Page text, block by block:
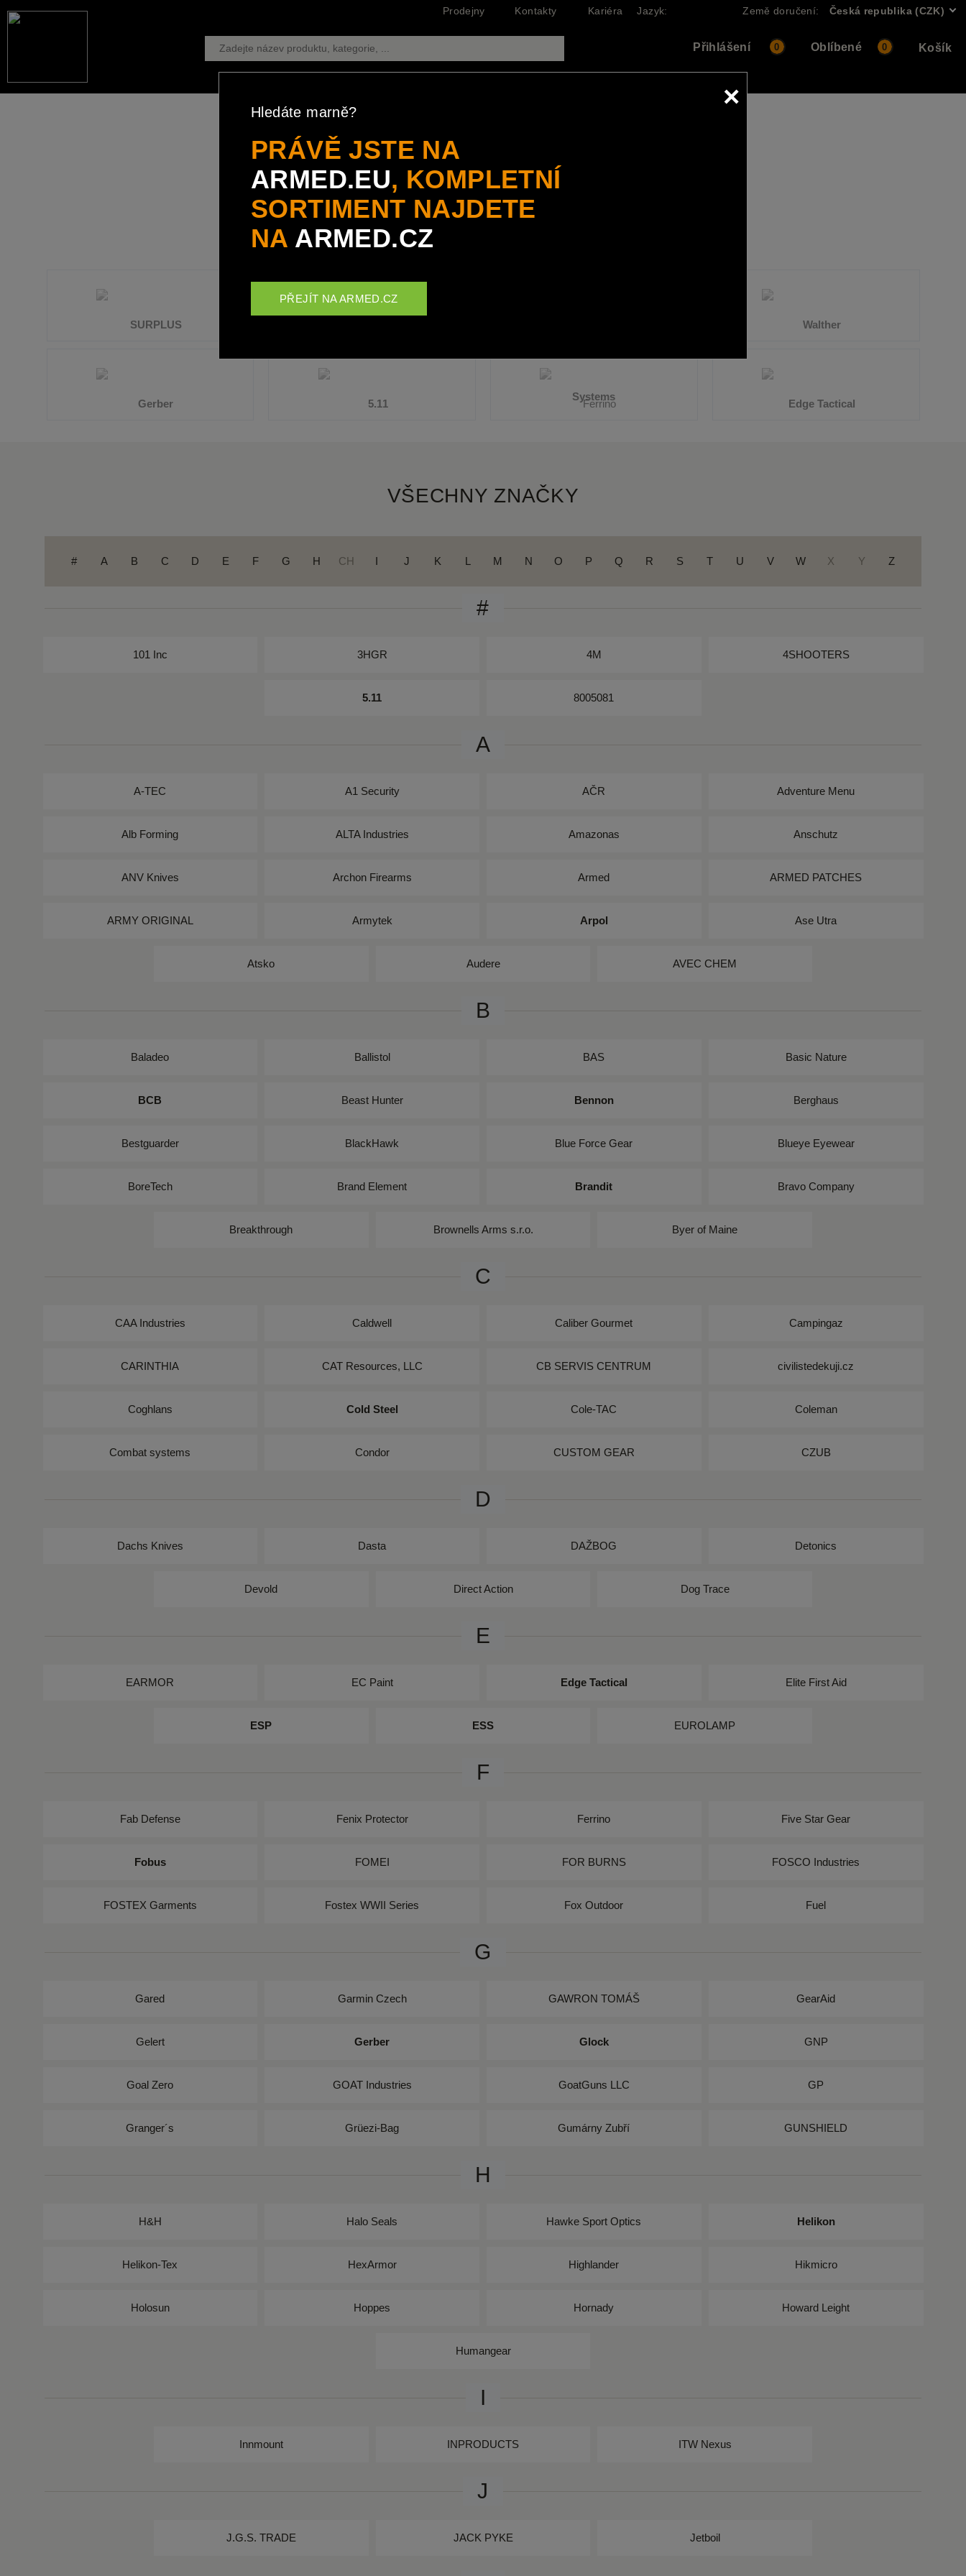
Prodejny Kontakty Kariéra Jazyk: Země doručení: Česká republika (CZK)
Přihlášení 0 Oblíbené Košík
0
ZNAČKY
V internetovém obchodě armed.cz naleznete světovou nabídku originálních značek.
NEJOBLÍBENĚJŠÍ ZNAČKY
VŠECHNY ZNAČKY
# A B C D E F G H CH I J K L M N O P Q R S T U V W X Y Z
#
101 Inc 3HGR 4M 4SHOOTERS
5.11 8005081
A
A-TEC A1 Security AČR Adventure Menu
Alb Forming ALTA Industries Amazonas Anschutz
ANV Knives Archon Firearms Armed ARMED PATCHES
ARMY ORIGINAL Armytek Arpol Ase Utra
Atsko Audere AVEC CHEM
B
Baladeo Ballistol BAS Basic Nature
BCB Beast Hunter Bennon Berghaus
Bestguarder BlackHawk Blue Force Gear Blueye Eyewear
BoreTech Brand Element Brandit Bravo Company
Breakthrough Brownells Arms s.r.o. Byer of Maine
C
CAA Industries Caldwell Caliber Gourmet Campingaz
CARINTHIA CAT Resources, LLC CB SERVIS CENTRUM civilistedekuji.cz
Coghlans Cold Steel Cole-TAC Coleman
Combat systems Condor CUSTOM GEAR CZUB
D
Dachs Knives Dasta DAŽBOG Detonics
Devold Direct Action Dog Trace
E
EARMOR EC Paint Edge Tactical Elite First Aid
ESP ESS EUROLAMP
F
Fab Defense Fenix Protector Ferrino Five Star Gear
Fobus FOMEI FOR BURNS FOSCO Industries
FOSTEX Garments Fostex WWII Series Fox Outdoor Fuel
G
Gared Garmin Czech GAWRON TOMÁŠ GearAid
Gelert Gerber Glock GNP
Goal Zero GOAT Industries GoatGuns LLC GP
Granger´s Grüezi-Bag Gumárny Zubří GUNSHIELD
H
H&H Halo Seals Hawke Sport Optics Helikon
Helikon-Tex HexArmor Highlander Hikmicro
Holosun Hoppes Hornady Howard Leight
Humangear
I
Innmount INPRODUCTS ITW Nexus
J
J.G.S. TRADE JACK PYKE Jetboil
×
Hledáte marně?
PRÁVĚ JSTE NA
ARMED.EU, KOMPLETNÍ
SORTIMENT NAJDETE
NA ARMED.CZ
PŘEJÍT NA ARMED.CZ